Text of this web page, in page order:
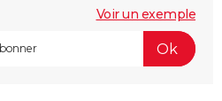
Voir un exemple